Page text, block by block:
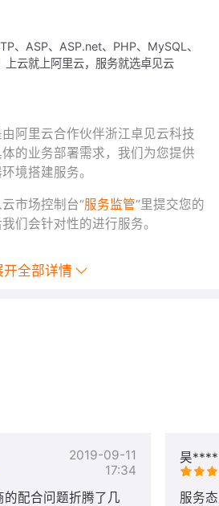
、ASP、ASP.net、PHP、MySQL、
云就上阿里云，服务就选卓见云
阿里云合作伙伴浙江卓见云科技
的业务部署需求，我们为您提供
境搭建服务。
市场控制台“服务监管“里提交您的
们会针对性的进行服务。
开全部详情
2019-09-11
17:34
的配合问题折腾了几
昊
服务